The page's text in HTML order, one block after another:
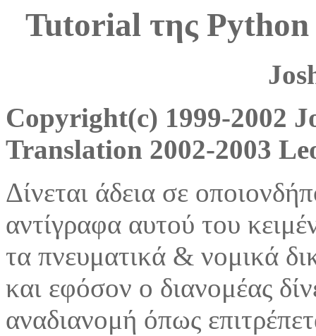
Tutorial της Python
Copyright(c) 1999-2002
Translation 2002-2003
Δίνεται άδεια σε
αντίγραφα αυτού του
τα πνευματικά & νομικά
και εφόσον ο διανομέας
αναδιανομή όπως